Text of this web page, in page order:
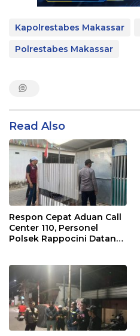
Kapolrestabes Makassar
Polrestabes Makassar
Read Also
Respon Cepat Aduan Call
Center 110, Personel
Polsek Rappocini Datangi